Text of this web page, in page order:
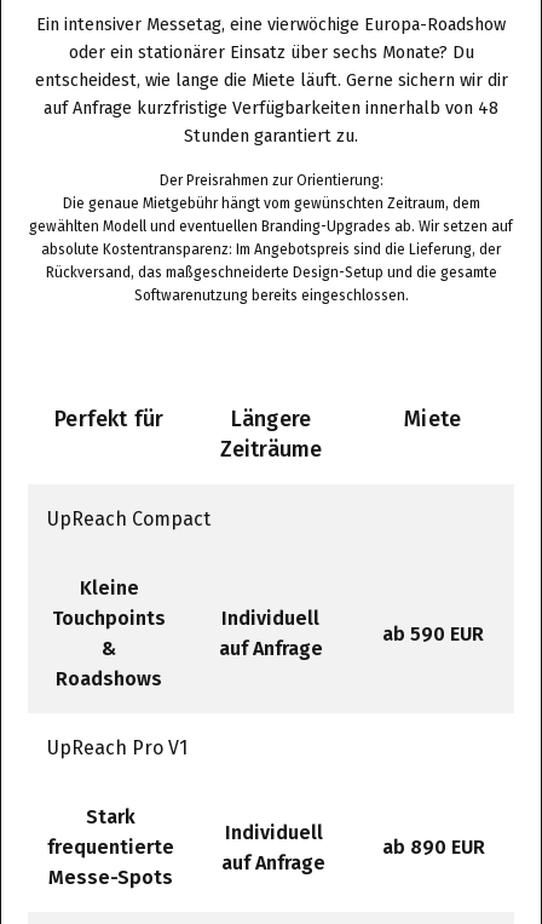
Ein intensiver Messetag, eine vierwöchige Europa-Roadshow
oder ein stationärer Einsatz über sechs Monate? Du
entscheidest, wie lange die Miete läuft. Gerne sichern wir dir
auf Anfrage kurzfristige Verfügbarkeiten innerhalb von 48
Stunden garantiert zu.
Der Preisrahmen zur Orientierung:
Die genaue Mietgebühr hängt vom gewünschten Zeitraum, dem
gewählten Modell und eventuellen Branding-Upgrades ab. Wir setzen auf
absolute Kostentransparenz: Im Angebotspreis sind die Lieferung, der
Rückversand, das maßgeschneiderte Design-Setup und die gesamte
Softwarenutzung bereits eingeschlossen.
Perfekt für
Längere
Zeiträume
Miete
UpReach Compact
Kleine
Touchpoints
&
Roadshows
Individuell
auf Anfrage
ab 590 EUR
UpReach Pro V1
Stark
frequentierte
Messe-Spots
Individuell
auf Anfrage
ab 890 EUR